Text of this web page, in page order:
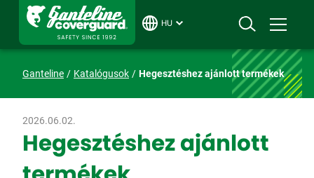
HU
Ganteline Katalógusok Hegesztéshez ajánlott termékek
2026.06.02.
Hegesztéshez ajánlott